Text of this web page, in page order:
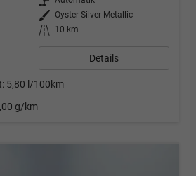
Außenfarbe Oyster Silver Metallic
Kilometerstand 10 km
Details
5,80 l/100km
g/km